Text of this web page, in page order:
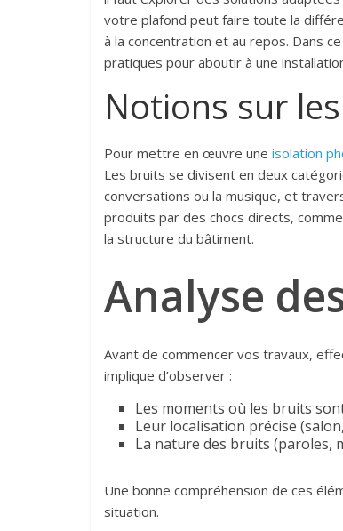
votre plafond peut faire toute la
à la concentration et au repos. Dans
pratiques pour aboutir à une
Notions sur
Pour mettre en œuvre une isolation
Les bruits se divisent en deux
conversations ou la musique, et
produits par des chocs directs,
la structure du bâtiment.
Analyse
Avant de commencer vos travaux,
implique d’observer :
Les moments où les bruits
Leur localisation précise
La nature des bruits (paroles,
Une bonne compréhension de ces
situation.